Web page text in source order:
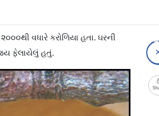
વધારે કરોળિયા હતા. ઘરની
ફેલાયેલું હતું.